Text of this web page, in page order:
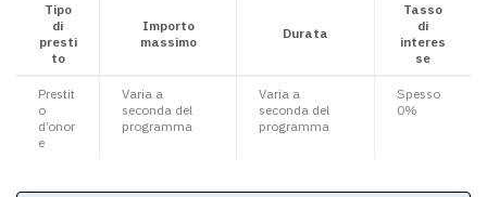
Tipo
di
presti
to
Importo
massimo
Durata
Tasso
di
interes
se
Prestit
o
d’onor
e
Varia a
seconda del
programma
Varia a
seconda del
programma
Spesso
0%